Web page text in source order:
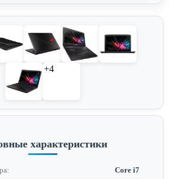
+4
характеристики
Core i7